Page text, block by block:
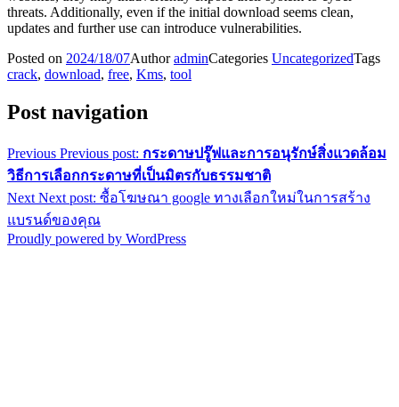
threats. Additionally, even if the initial download seems clean,
updates and further use can introduce vulnerabilities.
Posted on 2024/18/07AuthoradminCategories UncategorizedTags
crack, download, free, Kms, tool
Post navigation
Previous Previous post: กระดาษปรู๊ฟและการอนุรักษ์สิ่งแวดล้อม
วิธีการเลือกกระดาษที่เป็นมิตรกับธรรมชาติ
Next Next post: ซื้อโฆษณา google ทางเลือกใหม่ในการสร้าง
แบรนด์ของคุณ
Proudly powered by WordPress